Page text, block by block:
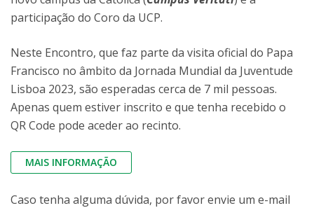
participação do Coro da UCP.
Neste Encontro, que faz parte da visita oficial do Papa
Francisco no âmbito da Jornada Mundial da Juventude
Lisboa 2023, são esperadas cerca de 7 mil pessoas.
Apenas quem estiver inscrito e que tenha recebido o
QR Code pode aceder ao recinto.
MAIS INFORMAÇÃO
Caso tenha alguma dúvida, por favor envie um e-mail